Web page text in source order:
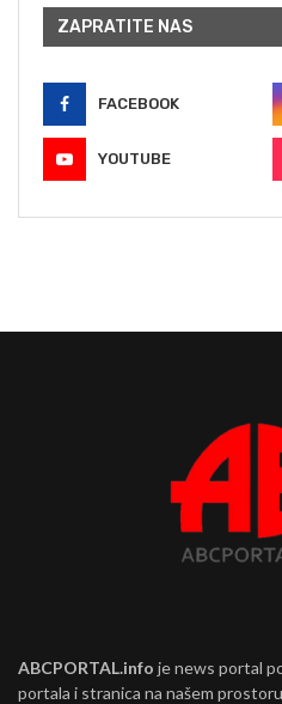
ZAPRATITE NAS
FACEBOOK
YOUTUBE
ABCPORTAL.info je news portal
portala i stranica na našem